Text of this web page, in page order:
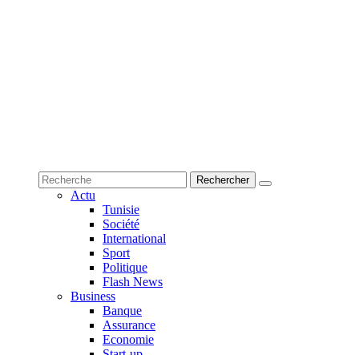
Actu
Tunisie
Société
International
Sport
Politique
Flash News
Business
Banque
Assurance
Economie